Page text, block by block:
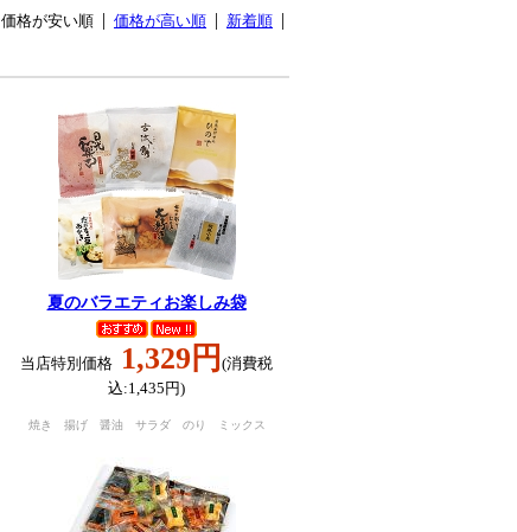
価格が安い順 価格が高い順 新着順
夏のバラエティお楽しみ袋
当店特別価格 1,329円 (消費税
込:1,435円)
焼き 揚げ 醤油 サラダ のり ミックス